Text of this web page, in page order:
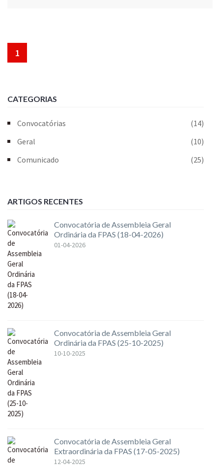
1
CATEGORIAS
Convocatórias
(14)
Geral
(10)
Comunicado
(25)
ARTIGOS RECENTES
Convocatória de Assembleia Geral
Ordinária da FPAS (18-04-2026)
01-04-2026
Convocatória de Assembleia Geral
Ordinária da FPAS (25-10-2025)
10-10-2025
Convocatória de Assembleia Geral
Extraordinária da FPAS (17-05-2025)
12-04-2025